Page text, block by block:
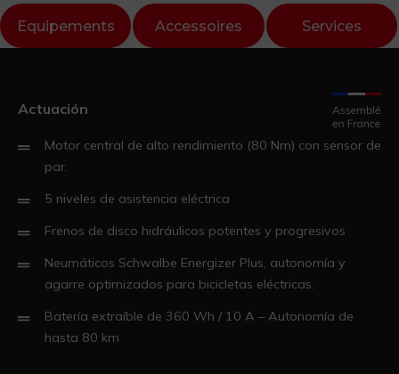
Equipements Accessoires Services
Actuación
Motor central de alto rendimiento (80 Nm) con sensor de
par.
5 niveles de asistencia eléctrica
Frenos de disco hidráulicos potentes y progresivos
Neumáticos Schwalbe Energizer Plus, autonomía y
agarre optimizados para bicicletas eléctricas.
Batería extraíble de 360 ​​Wh / 10 A – Autonomía de
hasta 80 km